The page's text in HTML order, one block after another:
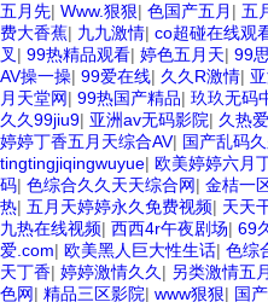
五月先| Www.狠狠| 色国产五月 | 五
费大香蕉| 九九激情| co超碰在线观
叉 | 99热精品观看| 婷色五月天| 99
AV操一操| 99爱在线| 久久R激情|
月天堂网| 99热国产精品| 玖玖无码
久久99jiu9| 亚洲av无码影院| 久热
婷婷丁香五月天综合AV| 国产乱码久
tingtingjiqingwuyue| 欧美婷婷六月
码| 色综合久久天天综合网| 金桔一
热| 五月天婷婷永久免费视频| 天天
九热在线视频| 西西4r午夜剧场| 69
爱.com| 欧美黑人巨大性生话| 色综
天丁香| 婷婷激情久久 | 另类激情五月
色网| 精品三区影院| www狠狠| 国